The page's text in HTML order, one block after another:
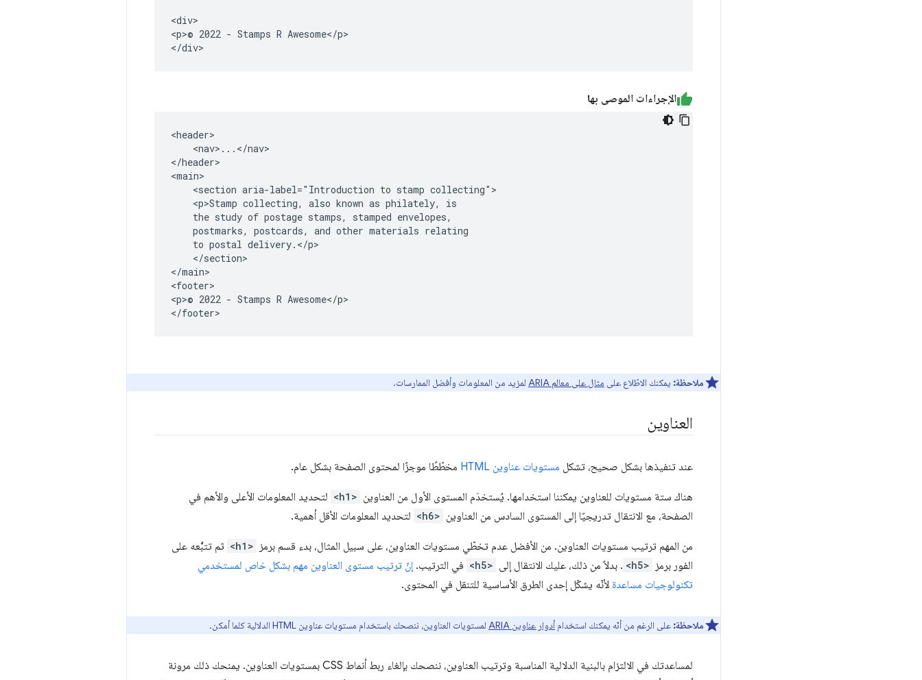
<div>
<p>© 2022 - Stamps R Awesome</p>
</div>
الإجراءات الموصى بها
<header>
    <nav>...</nav>
</header>
<main>
    <section aria-label="Introduction to stamp collecting">
    <p>Stamp collecting, also known as philately, is
    the study of postage stamps, stamped envelopes,
    postmarks, postcards, and other materials relating
    to postal delivery.</p>
    </section>
</main>
<footer>
<p>© 2022 - Stamps R Awesome</p>
</footer>
ملاحظة: يمكنك الاطّلاع على مثال على معالم ARIA لمزيد من المعلومات وأفضل الممارسات.
العناوين
عند تنفيذها بشكل صحيح، تشكل مستويات عناوين HTML مخطّطًا موجزًا لمحتوى الصفحة بشكل عام.
هناك ستة مستويات للعناوين يمكننا استخدامها. يُستخدَم المستوى الأول من العناوين <h1> لتحديد المعلومات الأعلى والأهم في
الصفحة، مع الانتقال تدريجيًا إلى المستوى السادس من العناوين <h6> لتحديد المعلومات الأقل أهمية.
من المهم ترتيب مستويات العناوين. من الأفضل عدم تخطّي مستويات العناوين، على سبيل المثال، بدء قسم برمز <h1> ثم تتبُّعه على
الفور برمز <h5> . بدلاً من ذلك، عليك الانتقال إلى <h5> في الترتيب. إنّ ترتيب مستوى العناوين مهم بشكل خاص لمستخدمي
تكنولوجيات مساعدة لأنّه يشكّل إحدى الطرق الأساسية للتنقل في المحتوى.
ملاحظة: على الرغم من أنّه يمكنك استخدام أدوار عناوين ARIA لمستويات العناوين، ننصحك باستخدام مستويات عناوين HTML الدلالية كلما أمكن.
لمساعدتك في الالتزام بالبنية الدلالية المناسبة وترتيب العناوين، ننصحك بإلغاء ربط أنماط CSS بمستويات العناوين. يمنحك ذلك مرونة